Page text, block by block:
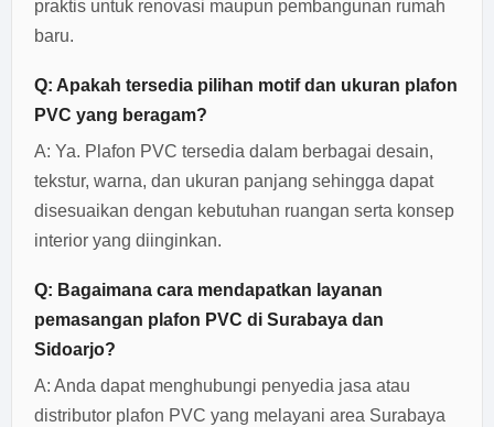
praktis untuk renovasi maupun pembangunan rumah
baru.
Q: Apakah tersedia pilihan motif dan ukuran plafon
PVC yang beragam?
A: Ya. Plafon PVC tersedia dalam berbagai desain,
tekstur, warna, dan ukuran panjang sehingga dapat
disesuaikan dengan kebutuhan ruangan serta konsep
interior yang diinginkan.
Q: Bagaimana cara mendapatkan layanan
pemasangan plafon PVC di Surabaya dan
Sidoarjo?
A: Anda dapat menghubungi penyedia jasa atau
distributor plafon PVC yang melayani area Surabaya